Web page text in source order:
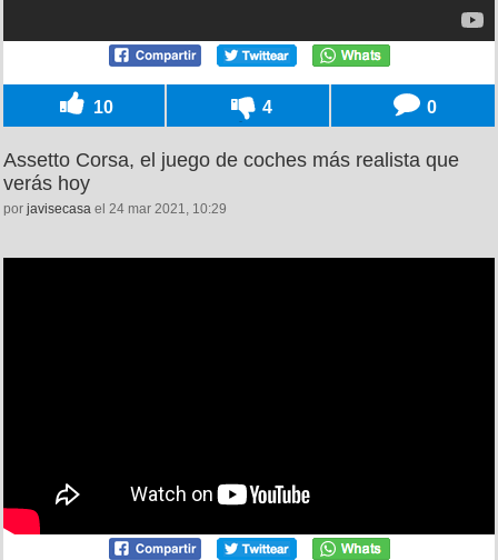
10 4 0
Assetto Corsa, el juego de coches más realista que
verás hoy
por javisecasa el 24 mar 2021, 10:29